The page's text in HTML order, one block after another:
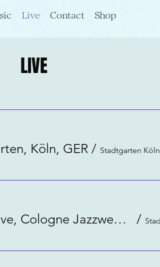
Live Contact Shop
LIVE
Köln, GER / Stadtgarten Köln
Cologne Composers Collective, Cologne Jazzweek, GER /